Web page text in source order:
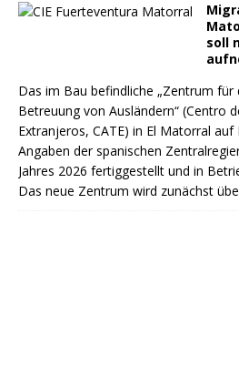
soll
Das im Bau befindliche „Zentrum für
Betreuung von Ausländern“ (Centro
Extranjeros, CATE) in El Matorral
Angaben der spanischen
Jahres 2026 fertiggestellt und in
Das neue Zentrum wird zunächst